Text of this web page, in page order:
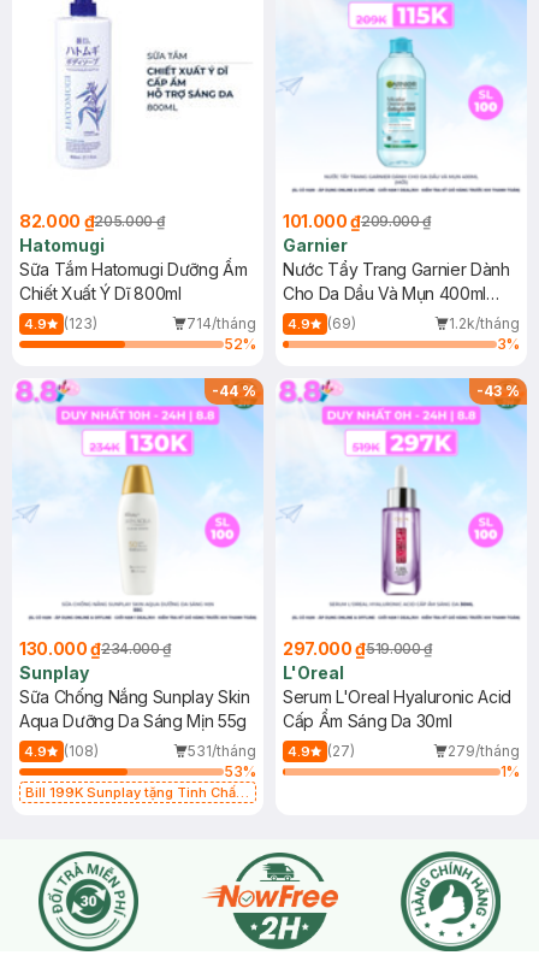
82.000 ₫205.000 ₫
Hatomugi
Sữa Tắm Hatomugi Dưỡng Ẩm
Chiết Xuất Ý Dĩ 800ml
4.9 (123)
714/tháng
52%
101.000 ₫209.000 ₫
Garnier
Nước Tẩy Trang Garnier Dành
Cho Da Dầu Và Mụn 400ml
(Mới)
4.9 (69)
1.2k/tháng
3%
-44%
130.000 ₫234.000 ₫
Sunplay
Sữa Chống Nắng Sunplay Skin
Aqua Dưỡng Da Sáng Mịn 55g
4.9 (108)
531/tháng
53%
Bill 199K Sunplay tặng Tinh Chất
-43%
297.000 ₫519.000 ₫
L'Oreal
Serum L'Oreal Hyaluronic Acid
Cấp Ẩm Sáng Da 30ml
4.9 (27)
279/tháng
1%